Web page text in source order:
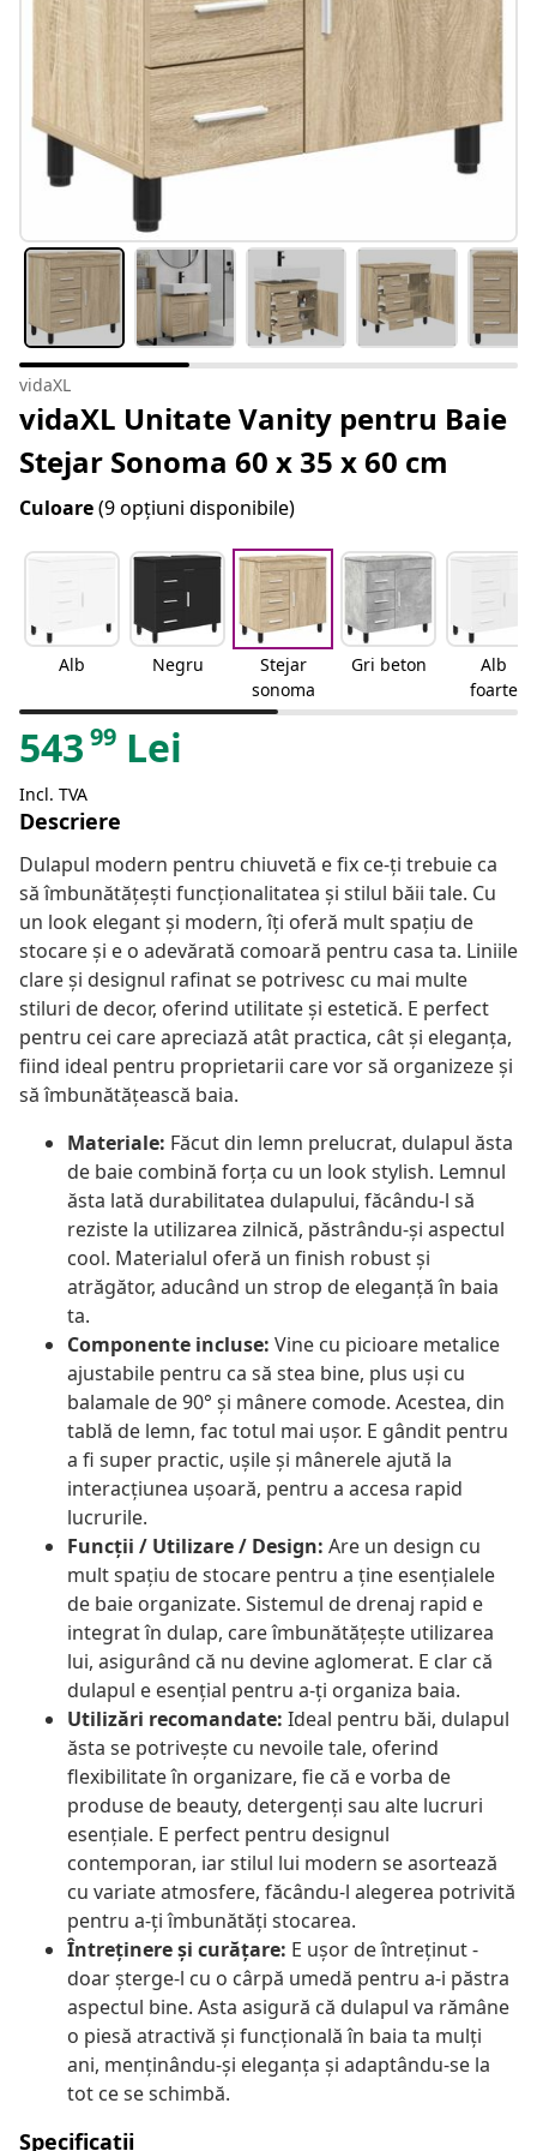
vidaXL
vidaXL Unitate Vanity pentru Baie
Stejar Sonoma 60 x 35 x 60 cm
Culoare(9 opțiuni disponibile)
Alb Negru
Stejar
sonoma
Gri beton
Alb
foarte
lucios
543 99 Lei
Incl. TVA
Descriere
Dulapul modern pentru chiuvetă e fix ce-ți trebuie ca
să îmbunătățești funcționalitatea și stilul băii tale. Cu
un look elegant și modern, îți oferă mult spațiu de
stocare și e o adevărată comoară pentru casa ta. Liniile
clare și designul rafinat se potrivesc cu mai multe
stiluri de decor, oferind utilitate și estetică. E perfect
pentru cei care apreciază atât practica, cât și eleganța,
fiind ideal pentru proprietarii care vor să organizeze și
să îmbunătățească baia.
Materiale: Făcut din lemn prelucrat, dulapul ăsta
de baie combină forța cu un look stylish. Lemnul
ăsta lată durabilitatea dulapului, făcându-l să
reziste la utilizarea zilnică, păstrându-și aspectul
cool. Materialul oferă un finish robust și
atrăgător, aducând un strop de eleganță în baia
ta.
Componente incluse: Vine cu picioare metalice
ajustabile pentru ca să stea bine, plus uși cu
balamale de 90° și mânere comode. Acestea, din
tablă de lemn, fac totul mai ușor. E gândit pentru
a fi super practic, ușile și mânerele ajută la
interacțiunea ușoară, pentru a accesa rapid
lucrurile.
Funcții / Utilizare / Design: Are un design cu
mult spațiu de stocare pentru a ține esențialele
de baie organizate. Sistemul de drenaj rapid e
integrat în dulap, care îmbunătățește utilizarea
lui, asigurând că nu devine aglomerat. E clar că
dulapul e esențial pentru a-ți organiza baia.
Utilizări recomandate: Ideal pentru băi, dulapul
ăsta se potrivește cu nevoile tale, oferind
flexibilitate în organizare, fie că e vorba de
produse de beauty, detergenți sau alte lucruri
esențiale. E perfect pentru designul
contemporan, iar stilul lui modern se asortează
cu variate atmosfere, făcându-l alegerea potrivită
pentru a-ți îmbunătăți stocarea.
Întreținere și curățare: E ușor de întreținut -
doar șterge-l cu o cârpă umedă pentru a-i păstra
aspectul bine. Asta asigură că dulapul va rămâne
o piesă atractivă și funcțională în baia ta mulți
ani, menținându-și eleganța și adaptându-se la
tot ce se schimbă.
Specificații